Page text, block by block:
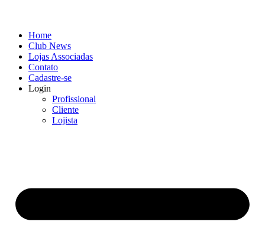
Home
Club News
Lojas Associadas
Contato
Cadastre-se
Login
Profissional
Cliente
Lojista